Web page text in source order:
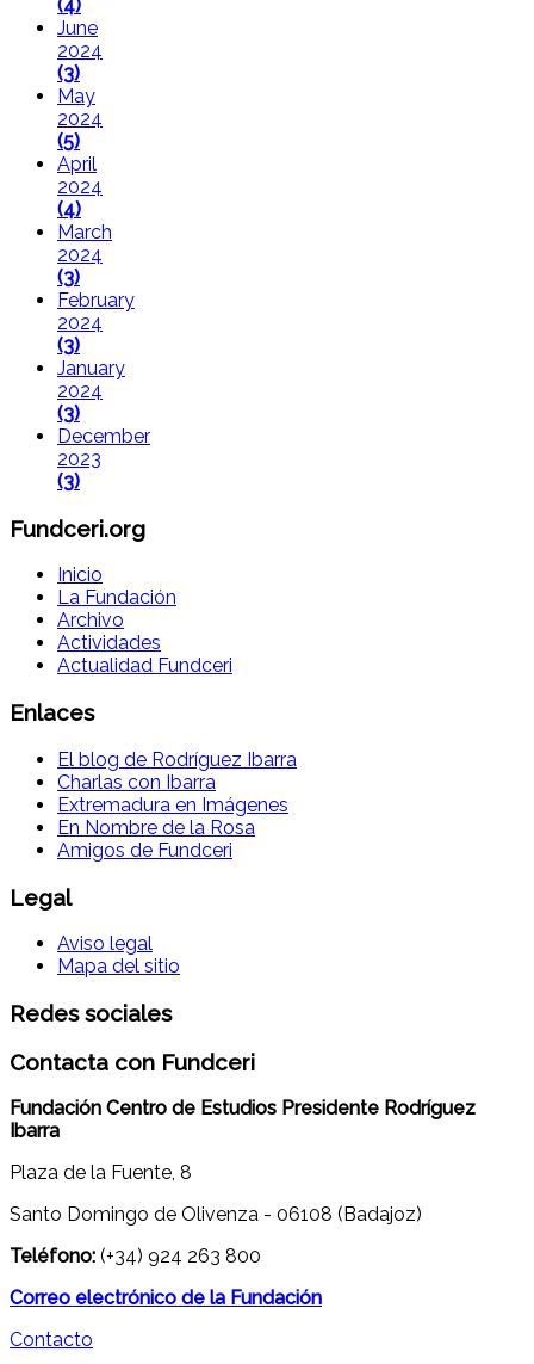
(4)
June
2024
(3)
May
2024
(5)
April
2024
(4)
March
2024
(3)
February
2024
(3)
January
2024
(3)
December
2023
(3)
Fundceri.org
Inicio
La Fundación
Archivo
Actividades
Actualidad Fundceri
Enlaces
El blog de Rodríguez Ibarra
Charlas con Ibarra
Extremadura en Imágenes
En Nombre de la Rosa
Amigos de Fundceri
Legal
Aviso legal
Mapa del sitio
Redes sociales
Contacta con Fundceri
Fundación Centro de Estudios Presidente Rodríguez
Ibarra
Plaza de la Fuente, 8
Santo Domingo de Olivenza - 06108 (Badajoz)
Teléfono: (+34) 924 263 800
Correo electrónico de la Fundación
Contacto